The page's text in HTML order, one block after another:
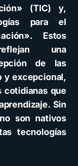
(TIC) y,
para el
Estos
una
de las
y excepcional,
cotidianas que
Sin
son nativos
tecnologías